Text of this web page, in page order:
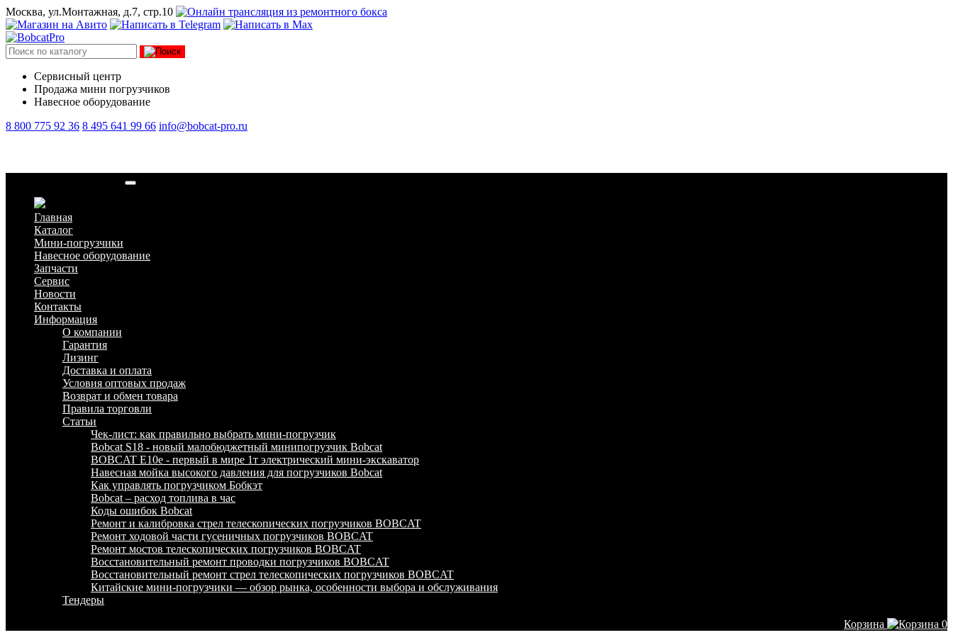
Москва, ул.Монтажная, д.7, стр.10
Сервисный центр
Продажа мини погрузчиков
Навесное оборудование
8 800 775 92 36 8 495 641 99 66 info@bobcat-pro.ru
Главная
Каталог
Мини-погрузчики
Навесное оборудование
Запчасти
Сервис
Новости
Контакты
Информация
О компании
Гарантия
Лизинг
Доставка и оплата
Условия оптовых продаж
Возврат и обмен товара
Правила торговли
Статьи
Чек-лист: как правильно выбрать мини-погрузчик
Bobcat S18 - новый малобюджетный минипогрузчик Bobcat
BOBCAT E10e - первый в мире 1т электрический мини-экскаватор
Навесная мойка высокого давления для погрузчиков Bobcat
Как управлять погрузчиком Бобкэт
Bobcat – расход топлива в час
Коды ошибок Bobcat
Ремонт и калибровка стрел телескопических погрузчиков BOBCAT
Ремонт ходовой части гусеничных погрузчиков BOBCAT
Ремонт мостов телескопических погрузчиков BOBCAT
Восстановительный ремонт проводки погрузчиков BOBCAT
Восстановительный ремонт стрел телескопических погрузчиков BOBCAT
Китайские мини-погрузчики — обзор рынка, особенности выбора и обслуживания
Тендеры
Корзина
0